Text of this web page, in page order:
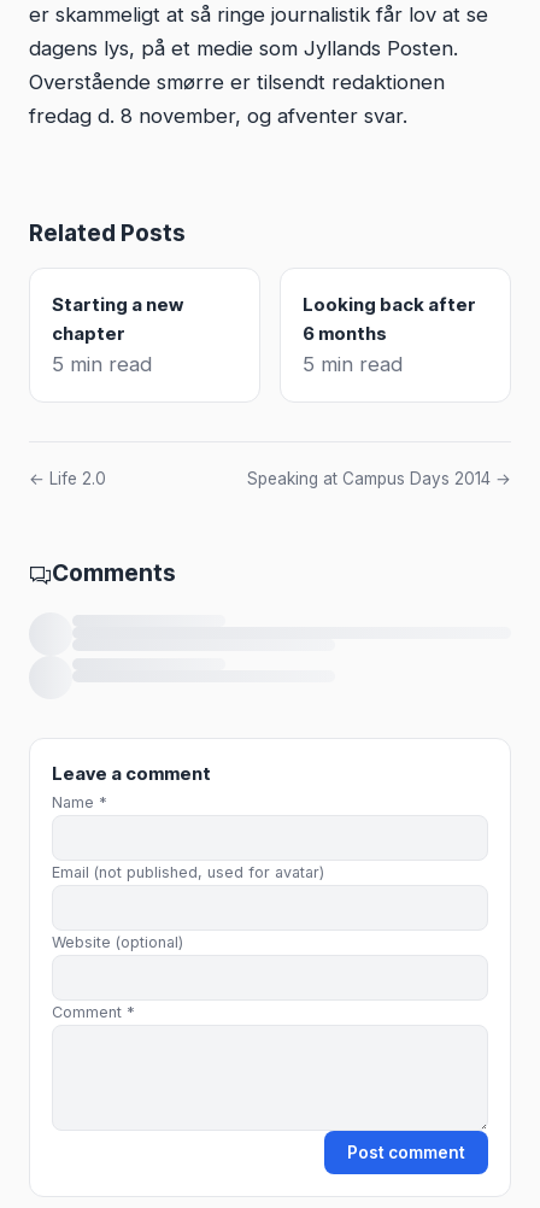
er skammeligt at så ringe journalistik får lov at se
dagens lys, på et medie som Jyllands Posten.
Overstående smørre er tilsendt redaktionen
fredag d. 8 november, og afventer svar.
Related Posts
Starting a new
chapter
5 min read
Looking back after
6 months
5 min read
← Life 2.0 Speaking at Campus Days 2014 →
Comments
Leave a comment
Name *
Email (not published, used for avatar)
Website (optional)
Comment *
Post comment